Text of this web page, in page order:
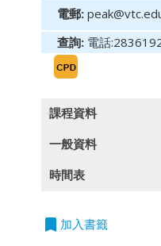
電郵:
查詢: 電話
課程資料
Objectives: (此課程
To enable
and human
Insurance
benefits programme
一般資料
除一些指定以英語
時間表
bookmark 加入書籤